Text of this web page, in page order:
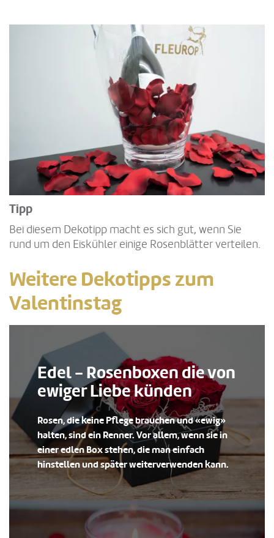
Tipp
Bei diesem Dekotipp macht es sich gut, wenn Sie
rund um den Eiskühler einige Rosenblätter verteilen.
Weitere Dekotipps zum
Valentinstag
Edel - Rosenboxen die von
ewiger Liebe künden
Rosen, die keine Pflege brauchen und «ewig»
halten, sind ein Renner. Vor allem, wenn sie in
einer edlen Box stehen, die man einfach
hinstellen und später weiterverwenden kann.